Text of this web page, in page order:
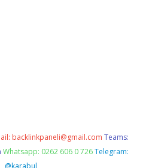
backlinkpaneli@gmail.com Teams:
Whatsapp: 0262 606 0 726 Telegram:
@karabul